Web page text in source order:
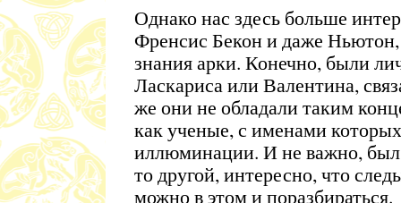
Однако нас здесь больше
Френсис Бекон и даже
знания арки. Конечно, были
Ласкариса или Валентина,
же они не обладали таким
как ученые, с именами
иллюминации. И не важно,
то другой, интересно, что
можно в этом и поразбираться.